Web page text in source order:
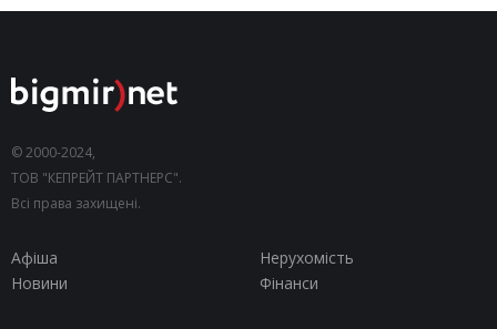
© 2000-2024,
ТОВ "КЕПРЕЙТ ПАРТНЕРС".
Всі права захищені.
Афіша
Нерухомість
Новини
Фінанси